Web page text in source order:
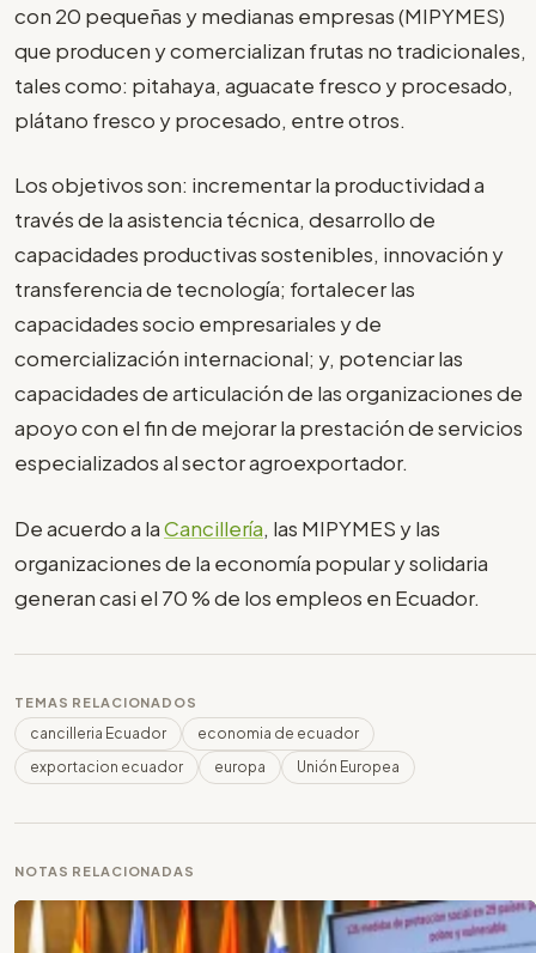
con 20 pequeñas y medianas empresas (MIPYMES)
que producen y comercializan frutas no tradicionales,
tales como: pitahaya, aguacate fresco y procesado,
plátano fresco y procesado, entre otros.
Los objetivos son: incrementar la productividad a
través de la asistencia técnica, desarrollo de
capacidades productivas sostenibles, innovación y
transferencia de tecnología; fortalecer las
capacidades socio empresariales y de
comercialización internacional; y, potenciar las
capacidades de articulación de las organizaciones de
apoyo con el fin de mejorar la prestación de servicios
especializados al sector agroexportador.
De acuerdo a laCancillería, las MIPYMES y las
organizaciones de la economía popular y solidaria
generan casi el 70 % de los empleos en Ecuador.
TEMAS RELACIONADOS
cancilleria Ecuador
economia de ecuador
exportacion ecuador
europa Unión Europea
NOTAS RELACIONADAS